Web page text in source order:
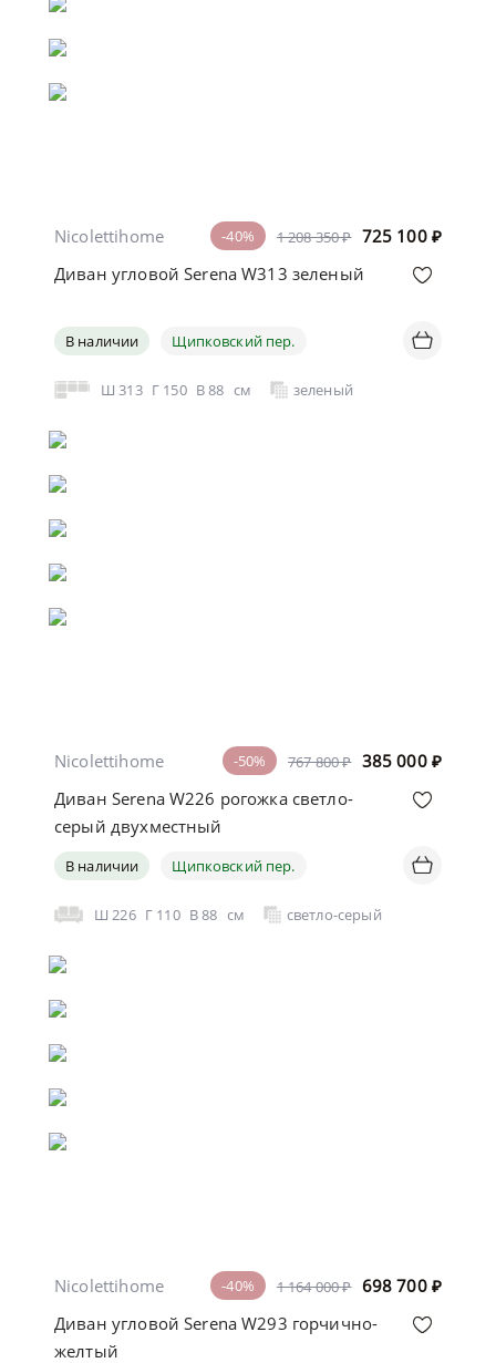
1 208 350 ₽ 725 100 ₽
-40%
Nicolettihome
Диван угловой Serena W313 зеленый
В наличии Щипковский пер.
Ш 313 Г 150 В88 см зеленый
767 800 ₽ 385 000 ₽
-50%
Nicolettihome
Диван Serena W226 рогожка светло-
серый двухместный
В наличии Щипковский пер.
Ш 226 Г 110 В88 см светло-серый
1 164 000 ₽ 698 700 ₽
-40%
Nicolettihome
Диван угловой Serena W293 горчично-
желтый